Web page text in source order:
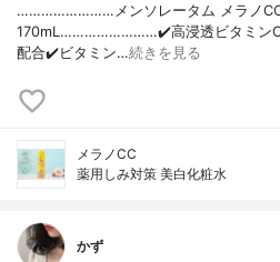
……………………メンソレータム メラノCC
170mL……………………✔️高浸透ビタミンC
配合✔️ビタミン…続きを見る
メラノCC
薬用しみ対策 美白化粧水
かず